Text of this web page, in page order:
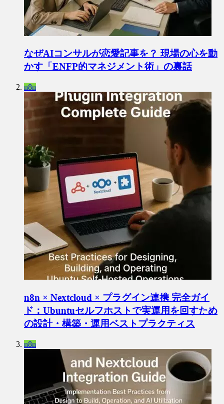
なぜAIコンサルが恋愛記事を？ 現場の心を動
かす「ENFP的マネジメント術」の裏話
n8n
n8n × Nextcloud × プラグイン連携 完全ガイ
ド：Ubuntuセルフホストで実運用を回すため
の設計・構築・運用ベストプラクティス
n8n